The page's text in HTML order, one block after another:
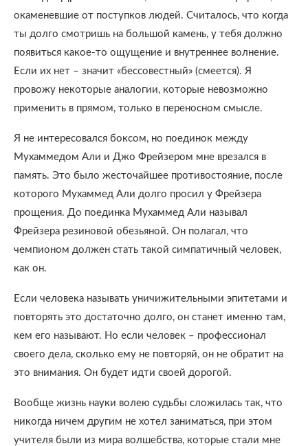
окаменевшие от поступков людей. Считалось, что когда
ты долго смотришь на большой камень, у тебя должно
появиться какое-то ощущение и внутреннее волнение.
Если их нет – значит «бессовестный» (смеется). Я
провожу некоторые аналогии, которые невозможно
применить в прямом, только в переносном смысле.
Я не интересовался боксом, но поединок между
Мухаммедом Али и Джо Фрейзером мне врезался в
память. Это было жесточайшее противостояние, после
которого Мухаммед Али долго просил у Фрейзера
прощения. До поединка Мухаммед Али называл
Фрейзера резиновой обезьяной. Он полагал, что
чемпионом должен стать такой симпатичный человек,
как он.
Если человека называть уничижительными эпитетами и
повторять это достаточно долго, он станет именно там,
кем его называют. Но если человек – профессионал
своего дела, сколько ему не повторяй, он не обратит на
это внимания. Он будет идти своей дорогой.
Вообще жизнь науки волею судьбы сложилась так, что
никогда ничем другим не хотел заниматься, при этом
учителя были из мира волшебства, которые стали мне